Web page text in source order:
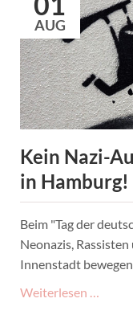
und
AUG
Kein Nazi-
in Hamburg!
Beim "Tag der
Neonazis,
Innenstadt
Weiterlesen …